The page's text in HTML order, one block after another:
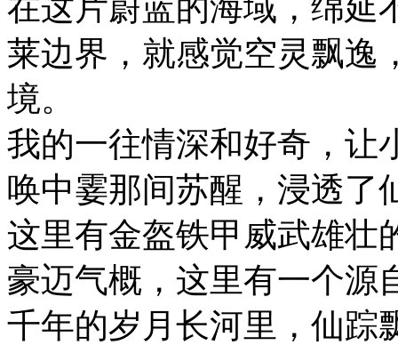
在这片蔚蓝的海域，绵延
莱边界，就感觉空灵飘逸
境。
我的一往情深和好奇，让
唤中霎那间苏醒，浸透了
这里有金盔铁甲威武雄壮
豪迈气概，这里有一个源
千年的岁月长河里，仙踪